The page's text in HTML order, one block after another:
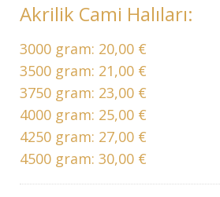
Akrilik Cami Halıları:
3000 gram: 20,00 €
3500 gram: 21,00 €
3750 gram: 23,00 €
4000 gram: 25,00 €
4250 gram: 27,00 €
4500 gram: 30,00 €